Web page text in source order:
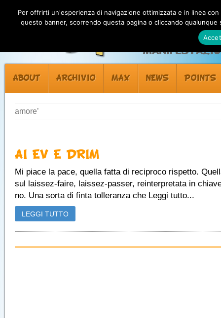
ABOUT ARCHIVIO MAX NEWS POINTS
amore’
AI EV E DRIM
Mi piace la pace, quella fatta di reciproco rispetto.
sul laissez-faire, laissez-passer, reinterpretata in
no. Una sorta di finta tolleranza che Leggi tutto...
LEGGI TUTTO
Per offrirti un'esperienza di navigazione ottimizzata e in linea
questo banner, scorrendo questa pagina o cliccando